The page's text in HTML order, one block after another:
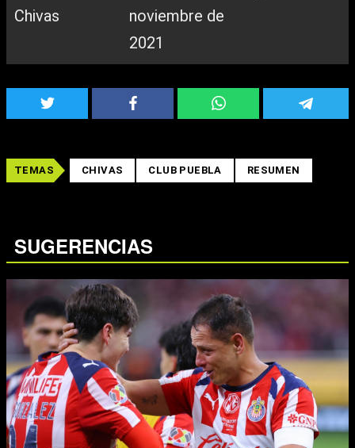
Chivas
noviembre de
2021
TEMAS CHIVAS CLUB PUEBLA RESUMEN
SUGERENCIAS